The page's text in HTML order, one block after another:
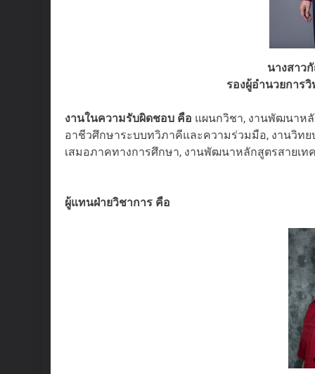
นางสา
รองผู้อำนวยการ
งานในความรับผิดชอบ คือ แผนกวิชา, งานพัฒนาหลั
อาชีวศึกษาระบบทวิภาคีและความร่วมมือ, งานวิท
เสมอภาคทางการศึกษา, งานพัฒนาหลักสูตรสายเ
ผู้แทนฝ่ายวิชาการ คือ